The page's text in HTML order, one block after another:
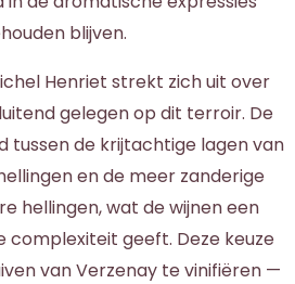
blijven.
Henriet strekt zich uit over
gelegen op dit terroir. De
tussen de krijtachtige lagen van
en de meer zanderige
hellingen, wat de wijnen een
complexiteit geeft. Deze keuze
van Verzenay te vinifiëren —